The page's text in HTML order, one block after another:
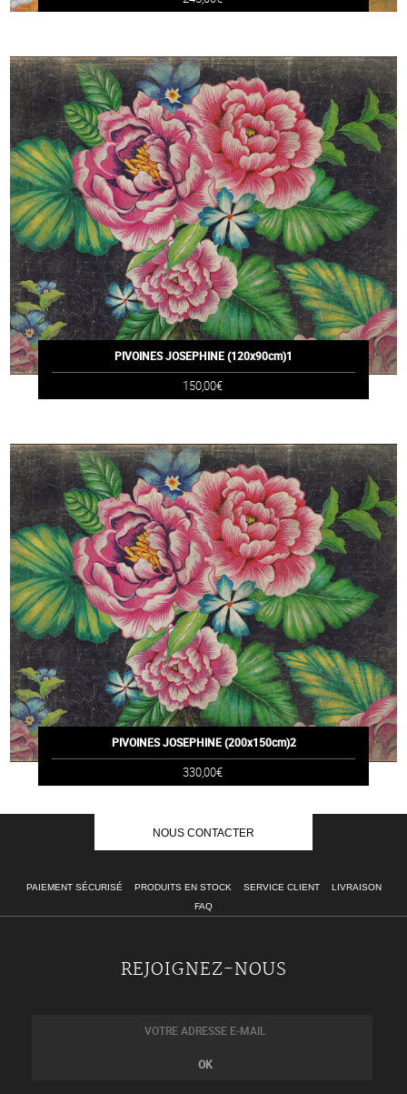
PIVOINES JOSEPHINE (120x90cm)1
150,00€
PIVOINES JOSEPHINE (200x150cm)2
330,00€
NOUS CONTACTER
PAIEMENT SÉCURISÉ PRODUITS EN STOCK SERVICE CLIENT
LIVRAISON
FAQ
REJOIGNEZ-NOUS